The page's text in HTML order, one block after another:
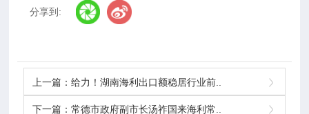
分享到:
上一篇：给力！湖南海利出口额稳居行业前..
下一篇：常德市政府副市长汤祚国来海利常..